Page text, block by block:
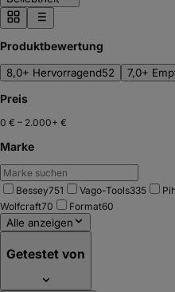
Produktbewertung
8,0+ Hervorragend52 7,0+
Preis
0 € – 2.000+ €
Marke
Bessey751 Vago-Tools335
Wolfcraft70 Format60
Alle anzeigen
Getestet von